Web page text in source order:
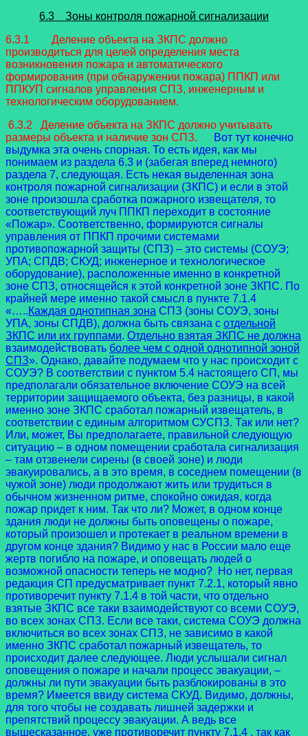
6.3 Зоны контроля пожарной сигнализации
6.3.1 Деление объекта на ЗКПС должно
производиться для целей определения места
возникновения пожара и автоматического
формирования (при обнаружении пожара) ППКП или
ППКУП сигналов управления СПЗ, инженерным и
технологическим оборудованием.
6.3.2 Деление объекта на ЗКПС должно учитывать
размеры объекта и наличие зон СПЗ.
Вот тут конечно
выдумка эта очень спорная. То есть идея, как мы
понимаем из раздела 6.3 и (забегая вперед немного)
раздела 7, следующая. Есть некая выделенная зона
контроля пожарной сигнализации (ЗКПС) и если в этой
зоне произошла сработка пожарного извещателя, то
соответствующий луч ППКП переходит в состояние
«Пожар». Соответственно, формируются сигналы
управления от ППКП прочими системами
противопожарной защиты (СПЗ) – это системы (СОУЭ;
УПА; СПДВ; СКУД; инженерное и технологическое
оборудование), расположенные именно в конкретной
зоне СПЗ, относящейся к этой конкретной зоне ЗКПС. По
крайней мере именно такой смысл в пункте 7.1.4
«…..Каждая однотипная зона СПЗ (зоны СОУЭ, зоны
УПА, зоны СПДВ), должна быть связана с отдельной
ЗКПС или их группами. Отдельно взятая ЗКПС не должна
взаимодействовать более чем с одной однотипной зоной
СПЗ». Однако, давайте подумаем что у нас происходит с
СОУЭ? В соответствии с пунктом 5.4 настоящего СП, мы
предполагали обязательное включение СОУЭ на всей
территории защищаемого объекта, без разницы, в какой
именно зоне ЗКПС сработал пожарный извещатель, в
соответствии с единым алгоритмом СУСПЗ. Так или нет?
Или, может, Вы предполагаете, правильной следующую
ситуацию – в одном помещении сработала сигнализация
– там отзвенели сирены (в своей зоне) и люди
эвакуировались, а в это время, в соседнем помещении (в
чужой зоне) люди продолжают жить или трудиться в
обычном жизненном ритме, спокойно ожидая, когда
пожар придет к ним. Так что ли? Может, в одном конце
здания люди не должны быть оповещены о пожаре,
который произошел и протекает в реальном времени в
другом конце здания? Видимо у нас в России мало еще
жертв погибло на пожаре, и оповещать людей о
возможной опасности теперь не модно? Но нет, первая
редакция СП предусматривает пункт 7.2.1, который явно
противоречит пункту 7.1.4 в той части, что отдельно
взятые ЗКПС все таки взаимодействуют со всеми СОУЭ,
во всех зонах СПЗ. Если все таки, система СОУЭ должна
включиться во всех зонах СПЗ, не зависимо в какой
именно ЗКПС сработал пожарный извещатель, то
происходит далее следующее. Люди услышали сигнал
оповещения о пожаре и начали процесс эвакуации, –
должны ли пути эвакуации быть разблокированы в это
время? Имеется ввиду система СКУД. Видимо, должны,
для того чтобы не создавать лишней задержки и
препятствий процессу эвакуации. А ведь все
вышесказанное, уже противоречит пункту 7.1.4 , так как